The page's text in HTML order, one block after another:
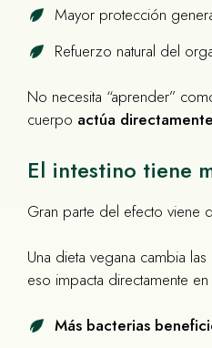
Mayor protección
Refuerzo natural del
No necesita “aprender”
cuerpo actúa directamente
El intestino tiene
Gran parte del efecto viene
Una dieta vegana cambia
eso impacta directamente
Más bacterias